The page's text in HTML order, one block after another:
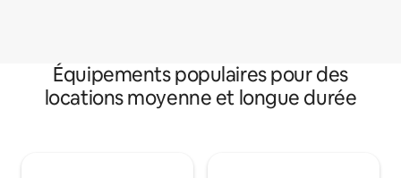
Équipements populaires pour des
locations moyenne et longue durée